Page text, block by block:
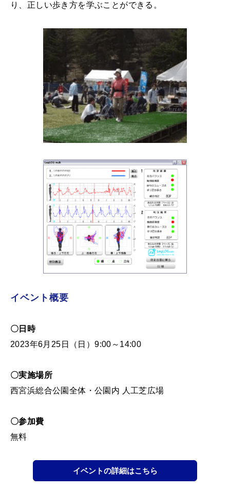
り、正しい歩き方を学ぶことができる。
イベント概要
〇日時
2023年6月25日（日）9:00～14:00
〇実施場所
西宮浜総合公園全体・公園内 人工芝広場
〇参加費
無料
イベントの詳細はこちら